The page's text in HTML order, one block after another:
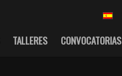
TALLERES CONVOCATORIAS